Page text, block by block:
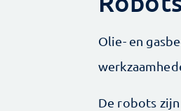
Olie- en
De robots